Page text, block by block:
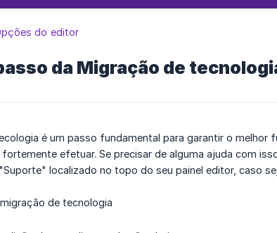
do editor
da Migração de
é um passo fundamental para garantir o
efetuar. Se precisar de alguma ajuda com
localizado no topo do seu painel editor, caso
de tecnologia